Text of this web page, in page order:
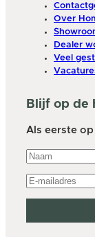
Over
Dealer
Veel
Blijf op de
Als eerste